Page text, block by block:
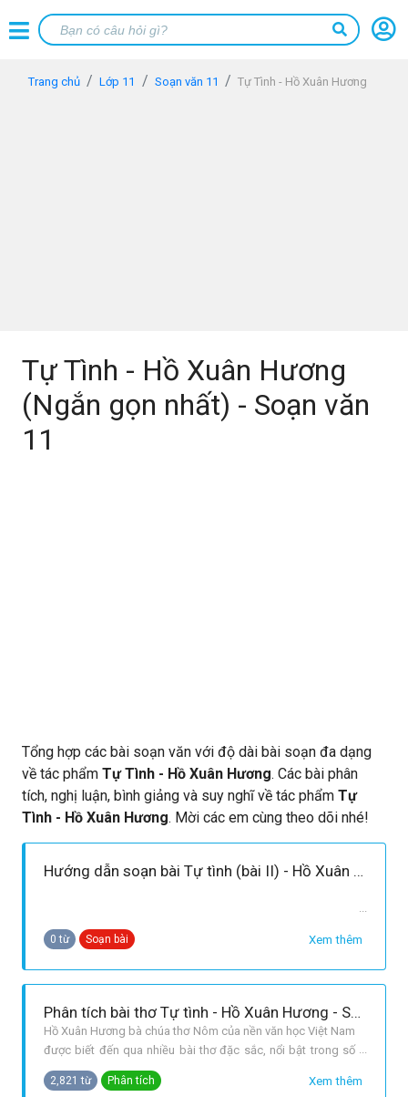
Trang chủ Lớp 11 Soạn văn 11 Tự Tình - Hồ Xuân Hương
Tự Tình - Hồ Xuân Hương
(Ngắn gọn nhất) - Soạn văn
11
Tổng hợp các bài soạn văn với độ dài bài soạn đa dạng
về tác phẩm Tự Tình - Hồ Xuân Hương. Các bài phân
tích, nghị luận, bình giảng và suy nghĩ về tác phẩm Tự
Tình - Hồ Xuân Hương. Mời các em cùng theo dõi nhé!
Hướng dẫn soạn bài Tự tình (bài II) - Hồ Xuân Hương
Xem thêm
0 từ Soạn bài
Phân tích bài thơ Tự tình - Hồ Xuân Hương - Soạn văn 11
Hồ Xuân Hương bà chúa thơ Nôm của nền văn học Việt Nam
được biết đến qua nhiều bài thơ đặc sắc, nổi bật trong số
đó là bài thơ Tự tình. Sau đây, Cunghocvui xin gửi đến các
bạn bài Phân tích bài thơ Tự tình hay nhất và đầy đủ nhất.
Xem thêm
2,821 từ Phân tích